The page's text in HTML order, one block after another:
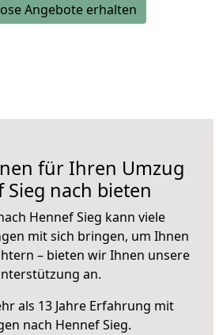
Angebote erhalten
für Ihren Umzug
Sieg nach bieten
Hennef Sieg kann viele
mit sich bringen, um Ihnen
– bieten wir Ihnen unsere
an.
als 13 Jahre Erfahrung mit
nach Hennef Sieg.